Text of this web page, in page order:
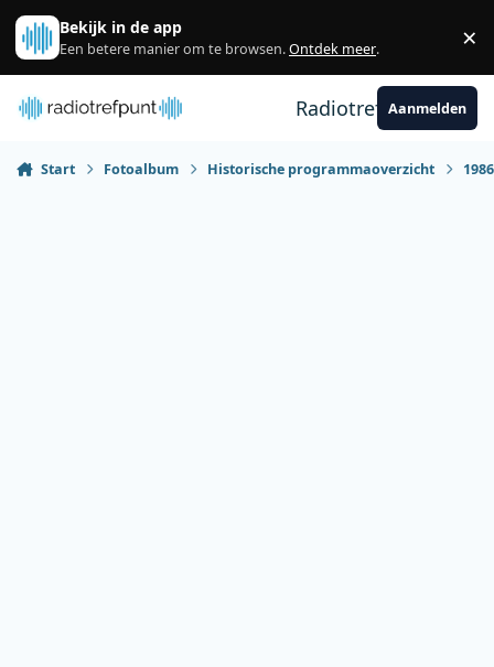
Spring naar bijdragen
Bekijk in de app
Een betere manier om te browsen.Ontdek meer. ×
RadiotrefpuntAanmelden
Start Fotoalbum Historische programmaoverzicht 1986